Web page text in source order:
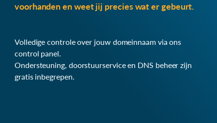
voorhanden en weet jij precies wat er gebeurt.
Volledige controle over jouw domeinnaam via ons
control panel.
Ondersteuning, doorstuurservice en DNS beheer zijn
gratis inbegrepen.